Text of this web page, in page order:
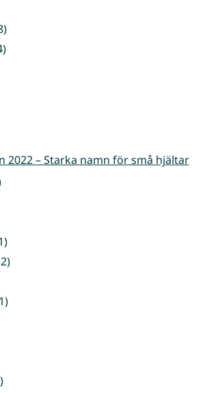
2022 – Starka namn för små hjältar